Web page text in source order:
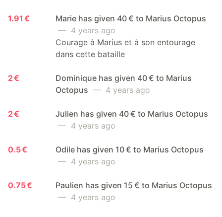
1.91 €
Marie has given 40 € to Marius Octopus
— 4 years ago
Courage à Marius et à son entourage
dans cette bataille
2 €
Dominique has given 40 € to Marius
Octopus — 4 years ago
2 €
Julien has given 40 € to Marius Octopus
— 4 years ago
0.5 €
Odile has given 10 € to Marius Octopus
— 4 years ago
0.75 €
Paulien has given 15 € to Marius Octopus
— 4 years ago